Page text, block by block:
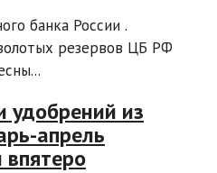
банка России .
резервов ЦБ РФ
удобрений из
апрель
впятеро